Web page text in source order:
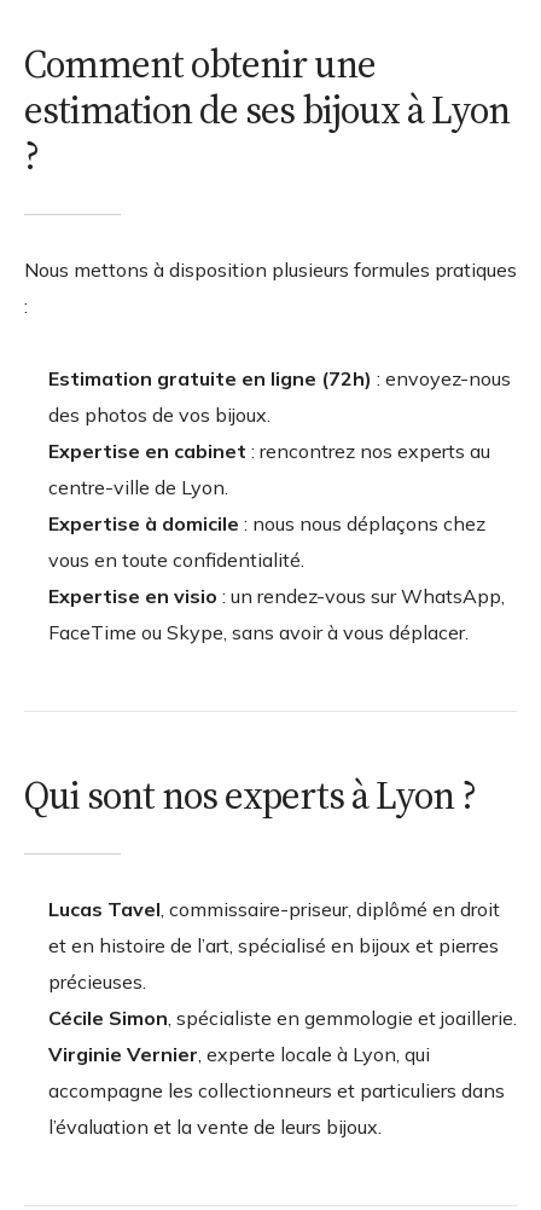
Comment obtenir une
estimation de ses bijoux à Lyon
?
Nous mettons à disposition plusieurs formules pratiques
:
Estimation gratuite en ligne (72h) : envoyez-nous
des photos de vos bijoux.
Expertise en cabinet : rencontrez nos experts au
centre-ville de Lyon.
Expertise à domicile : nous nous déplaçons chez
vous en toute confidentialité.
Expertise en visio : un rendez-vous sur WhatsApp,
FaceTime ou Skype, sans avoir à vous déplacer.
Qui sont nos experts à Lyon ?
Lucas Tavel, commissaire-priseur, diplômé en droit
et en histoire de l’art, spécialisé en bijoux et pierres
précieuses.
Cécile Simon, spécialiste en gemmologie et joaillerie.
Virginie Vernier, experte locale à Lyon, qui
accompagne les collectionneurs et particuliers dans
l’évaluation et la vente de leurs bijoux.